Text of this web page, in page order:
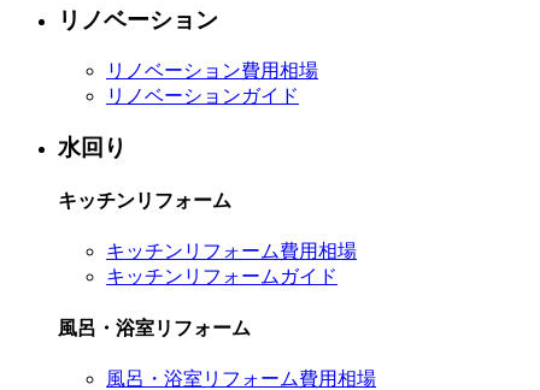
リノベーション
リノベーション費用相場
リノベーションガイド
水回り
キッチンリフォーム
キッチンリフォーム費用相場
キッチンリフォームガイド
風呂・浴室リフォーム
風呂・浴室リフォーム費用相場